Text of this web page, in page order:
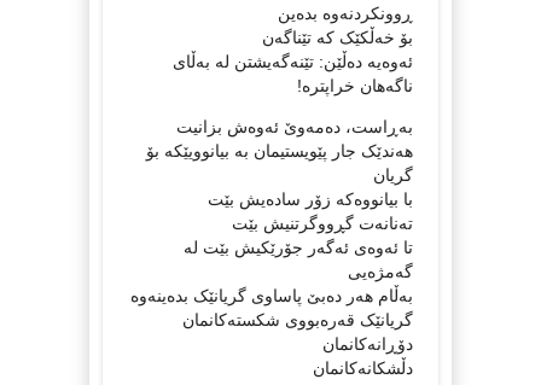
ڕوونکردنەوە بدەین
بۆ خەڵکێک کە تێناگەن
ئەوەیە دەڵێن: تێنەگەیشتن لە بەڵای
ناگەهان خراپترە!
بەڕاست، دەمەوێ ئەوەش بزانیت
هەندێک جار پێویستیمان بە بیانوویێکە بۆ
گریان
با بیانووەکە زۆر سادەیش بێت
تەنانەت گڕووگرتنیش بێت
تا ئەوەی ئەگەر جۆرێکیش بێت لە
گەمژەیی
بەڵام هەر دەبێ پاساوی گریانێک بدەینەوە
گریانێک قەرەبووی شکستەکانمان
دۆڕانەکانمان
دڵشکانەکانمان